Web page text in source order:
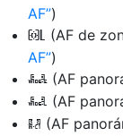
AF )
f (AF de
AF )
f (AF
g (AF
8 (AF